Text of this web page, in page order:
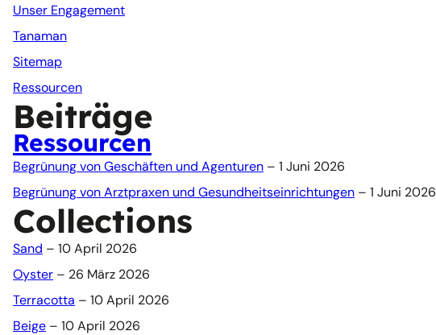
Unser Engagement
Tanaman
Sitemap
Ressourcen
Beiträge
Ressourcen
Begrünung von Geschäften und Agenturen – 1 Juni 2026
Begrünung von Arztpraxen und Gesundheitseinrichtungen – 1 Juni 2026
Collections
Sand – 10 April 2026
Oyster – 26 März 2026
Terracotta – 10 April 2026
Beige – 10 April 2026